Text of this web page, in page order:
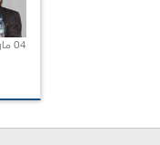
04 مارس 2020 |